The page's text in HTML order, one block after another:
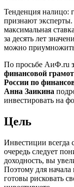
Тенденция налицо:
признают эксперты.
максимальная
за десять лет
можно
По просьбе АиФ.ru
финансовой
России по
Анна Заикина
инвестировать на
Цель
Инвестиции всегда
очередь следует
доходность, вы
Поэтому для начала
готовы рисковать